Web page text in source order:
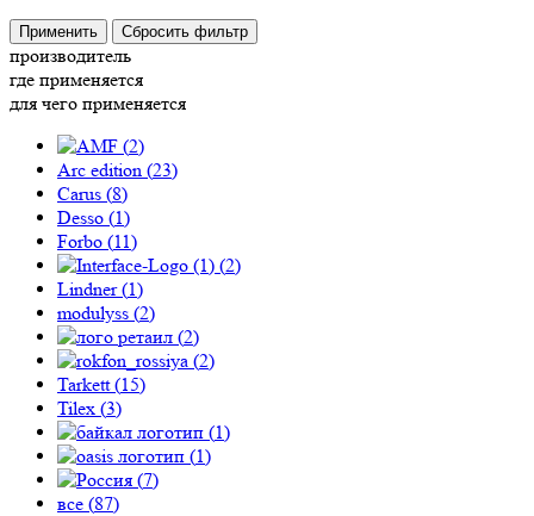
Применить Сбросить фильтр
производитель
где применяется
для чего применяется
(2)
Arc edition (23)
Carus (8)
Desso (1)
Forbo (11)
(2)
Lindner (1)
modulyss (2)
(2)
(2)
Tarkett (15)
Tilex (3)
(1)
(1)
(7)
все (87)